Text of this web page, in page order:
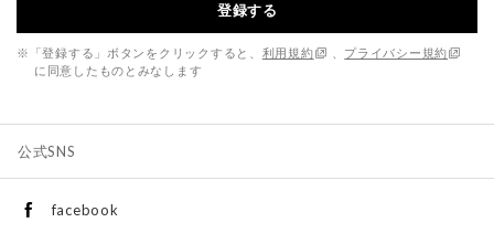
登録する
※「登録する」ボタンをクリックすると、 利用規約
プライバシー規約
に同意したものとみなします
公式SNS
facebook